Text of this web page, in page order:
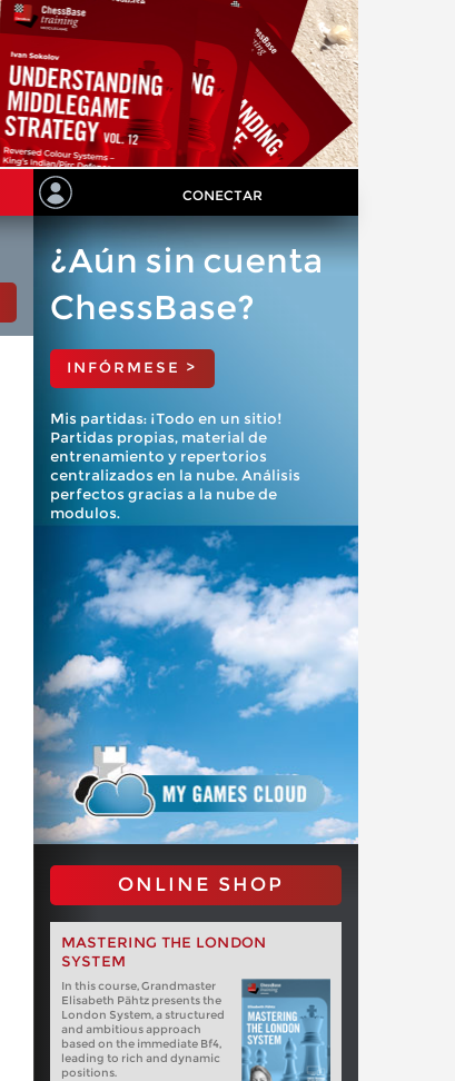
CONECTAR
¿Aún sin cuenta
ChessBase?
INFÓRMESE >
Mis partidas: ¡Todo en un sitio!
Partidas propias, material de
entrenamiento y repertorios
centralizados en la nube. Análisis
perfectos gracias a la nube de
modulos.
ONLINE SHOP
MASTERING THE LONDON
SYSTEM
In this course, Grandmaster
Elisabeth Pähtz presents the
London System, a structured
and ambitious approach
based on the immediate Bf4,
leading to rich and dynamic
positions.